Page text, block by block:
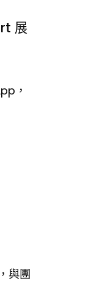
展
，
與團